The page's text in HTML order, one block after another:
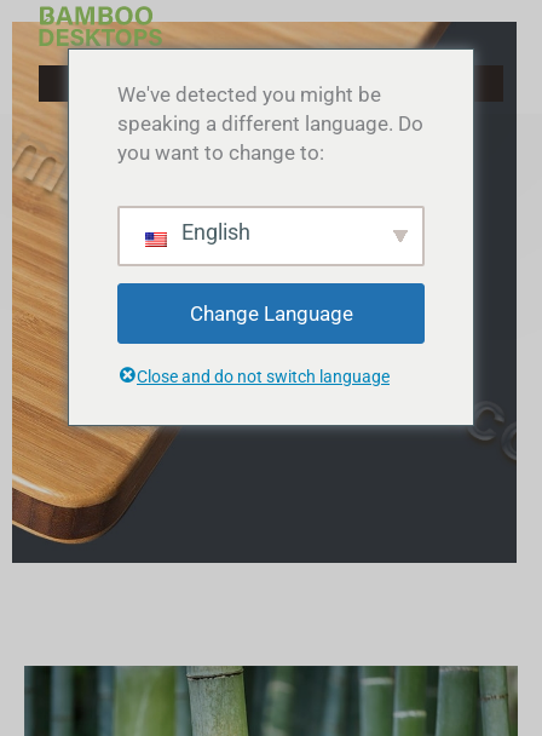
Preskočiť
obsah
tvary, štruktúry, veľkosti k
dispozícii na prispôsobenie
We've detected you might be
speaking a different language. Do
you want to change to:
English
Change Language
Close and do not switch language